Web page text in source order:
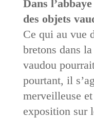
Dans
des objets
Ce qui au vue
bretons dans
vaudou
pourtant, il
merveilleuse
exposition sur